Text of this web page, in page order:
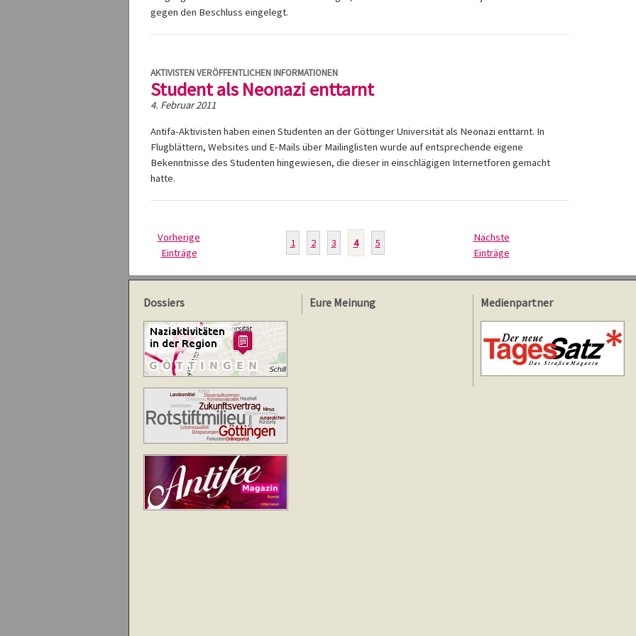
gegen den Beschluss eingelegt.
AKTIVISTEN VERÖFFENTLICHEN INFORMATIONEN
Student als Neonazi enttarnt
4. Februar 2011
Antifa-Aktivisten haben einen Studenten an der Göttinger Universität als Neonazi enttarnt. In
Flugblättern, Websites und E-Mails über Mailinglisten wurde auf entsprechende eigene
Bekenntnisse des Studenten hingewiesen, die dieser in einschlägigen Internetforen gemacht
hatte.
Vorherige
Einträge
1 2 3 4 5
Nächste
Einträge
Dossiers Eure Meinung Medienpartner